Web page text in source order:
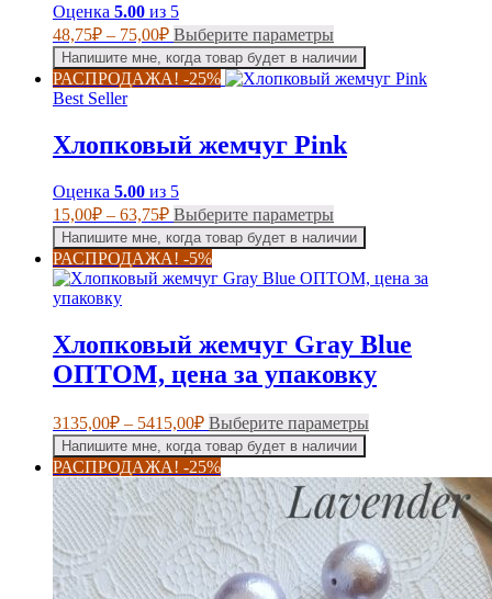
Оценка 5.00 из 5
48,75₽ – 75,00₽Диапазон
цен:
48,75₽
–
Выберите параметрыЭтот
товар
имеет
несколько
можно
странице
товара.
Напишите мне, когда товар будет в наличии
РАСПРОДАЖА! -25%
Best Seller
Хлопковый жемчуг Pink
Оценка 5.00 из 5
15,00₽ – 63,75₽Диапазон
цен:
15,00₽
–
Выберите параметрыЭтот
товар
имеет
несколько
вариаций.
выбрать
на
странице
Напишите мне, когда товар будет в наличии
РАСПРОДАЖА! -5%
Хлопковый жемчуг Gray Blue
ОПТОМ, цена за упаковку
3135,00₽ – 5415,00₽Диапазон
цен:
3135,00₽
–
5415,00₽
Выберите параметрыЭтот
несколько
вариаций.
Опции
можно
выбрать
на
Напишите мне, когда товар будет в наличии
РАСПРОДАЖА! -25%